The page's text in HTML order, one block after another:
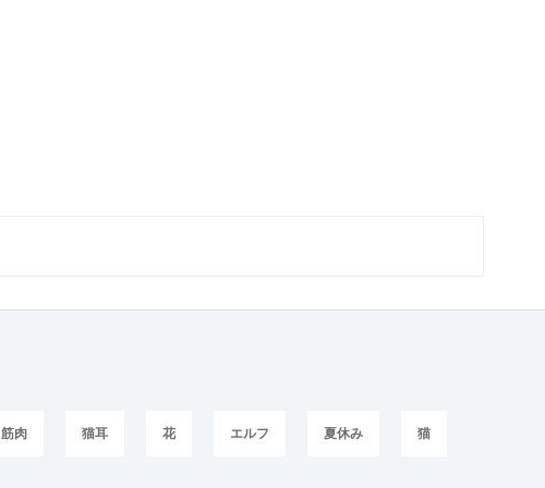
筋肉 猫耳 花 エルフ 夏休み 猫